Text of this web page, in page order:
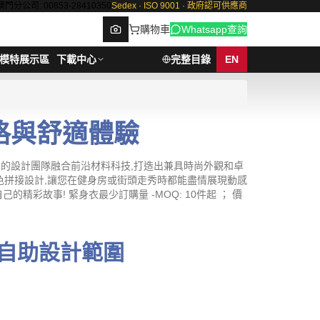
門分公司: 00853-28410350 Sedex · ISO 9001 · 政府認可供應商
Browse
購物車 Whatsapp查詢
模特展示區 下載中心 完整目錄 EN
與舒適體驗
設計團隊融合前沿材料科技,打造出兼具時尚外觀和卓
接設計,讓您在健身房或街頭走秀時都能盡情展現動感
的精彩故事! 緊身衣最少訂購量 -MOQ: 10件起 ； 價
助設計範圍